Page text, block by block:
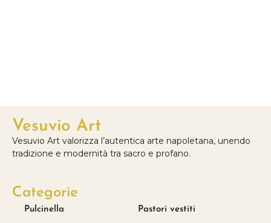
Vesuvio Art
Vesuvio Art valorizza l’autentica arte napoletana, unendo
tradizione e modernità tra sacro e profano.
Categorie
Pulcinella Pastori vestiti